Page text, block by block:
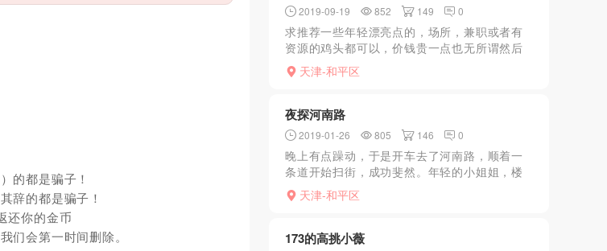
的都是骗子！
辞的都是骗子！
还你的金币
们会第一时间删除。
2019-09-19 852 149 0
求推荐一些年轻漂亮点的，场所，兼职或者有
资源的鸡头都可以，价钱贵一点也无所谓然后
我有一些我去过的各种各样的可以分享给你。
互相分享嘛。比如河北圣宫不错。比如和平家
天津-和平区
夜探河南路
2019-01-26 805 146 0
晚上有点躁动，于是开车去了河南路，顺着一
条道开始扫街，成功斐然。年轻的小姐姐，楼
房熟女应有尽有，最终一个街道一个蓝发妹子
吸引了我的注意力。进去，里屋发现蓝发妹今
天津-和平区
173的高挑小薇